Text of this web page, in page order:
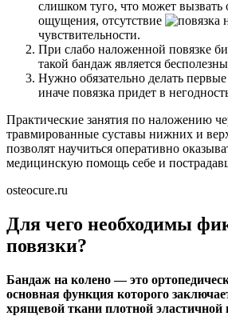
слишком туго, что может вызвать
ощущения, отсутствие
чувствительности.
При слабо наложенной повязке
такой бандаж является
Нужно обязательно делать
иначе повязка придет в
Практические занятия по наложению
травмированные суставы нижних и
позволят научиться оперативно
медицинскую помощь себе и
osteocure.ru
Для чего необходимы
повязки?
Бандаж на колено — это
основная функция которого
хрящевой ткани плотной эластичной